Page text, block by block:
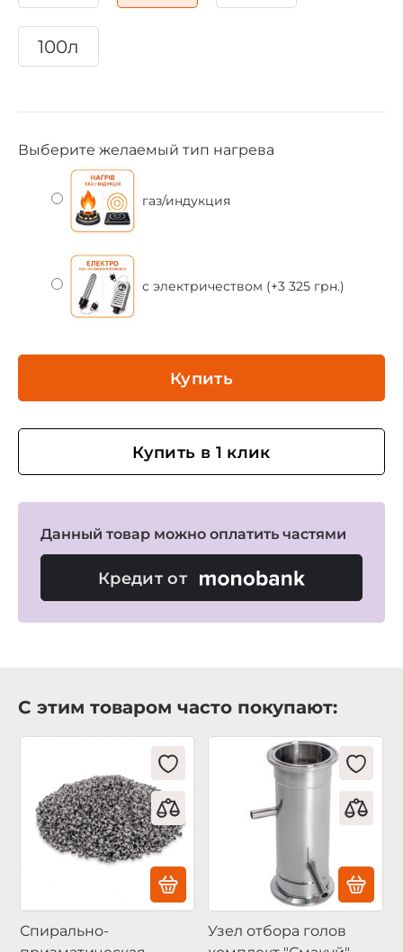
100л
Выберите желаемый тип нагрева
газ/индукция
с электричеством (+3 325 грн.)
Купить
Купить в 1 клик
Данный товар можно оплатить частями
Кредит от
С этим товаром часто покупают:
Спирально-
Узел отбора голов